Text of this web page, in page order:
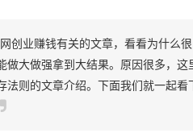
创业赚钱有关的文章，看看为什么
做大做强拿到大结果。原因很多，
法则的文章介绍。下面我们就一起